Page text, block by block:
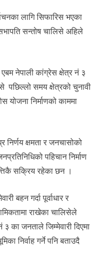
लागि सिफारिस भएका
सन्तोष चालिसे अहिले
नेपाली कांग्रेस क्षेत्र नं ३
पछिल्लो समय क्षेत्रको चुनावी
योजना निर्माणको काममा
निर्णय क्षमता र जनचासोको
पहिचान निर्माण
सक्रिय रहेका छन ।
बहन गर्दा पूर्वाधार र
राखेका चालिसेले
का जनताले जिम्मेवारी दिएमा
निर्वाह गर्ने पनि बताउदै